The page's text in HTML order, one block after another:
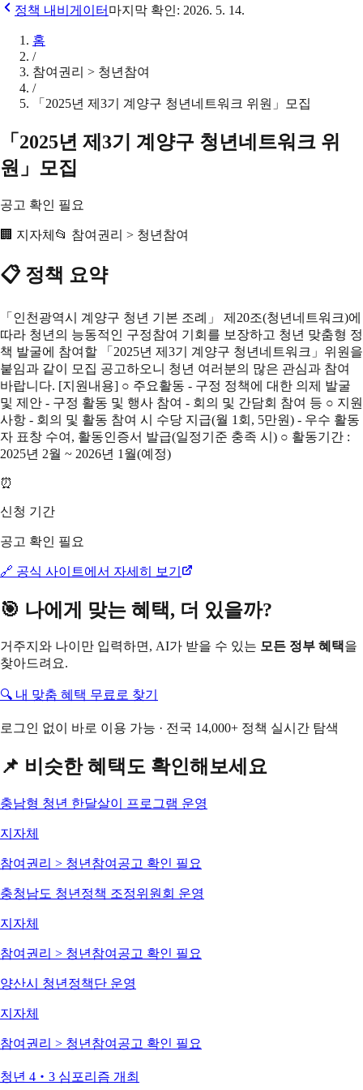
정책 내비게이터 마지막 확인: 2026. 5. 14.
홈
/
참여권리 > 청년참여
/
「2025년 제3기 계양구 청년네트워크 위원」모집
「2025년 제3기 계양구 청년네트워크 위
원」모집
공고 확인 필요
🏢 지자체 📂 참여권리 > 청년참여
📋 정책 요약
「인천광역시 계양구 청년 기본 조례」 제20조(청년네트워크)에
따라 청년의 능동적인 구정참여 기회를 보장하고 청년 맞춤형 정
책 발굴에 참여할 「2025년 제3기 계양구 청년네트워크」위원을
붙임과 같이 모집 공고하오니 청년 여러분의 많은 관심과 참여
바랍니다. [지원내용] ○ 주요활동 - 구정 정책에 대한 의제 발굴
및 제안 - 구정 활동 및 행사 참여 - 회의 및 간담회 참여 등 ○ 지원
사항 - 회의 및 활동 참여 시 수당 지급(월 1회, 5만원) - 우수 활동
자 표창 수여, 활동인증서 발급(일정기준 충족 시) ○ 활동기간 :
2025년 2월 ~ 2026년 1월(예정)
⏰
신청 기간
공고 확인 필요
🔗 공식 사이트에서 자세히 보기
🎯 나에게 맞는 혜택, 더 있을까?
거주지와 나이만 입력하면, AI가 받을 수 있는 모든 정부 혜택을
찾아드려요.
🔍 내 맞춤 혜택 무료로 찾기
로그인 없이 바로 이용 가능 · 전국 14,000+ 정책 실시간 탐색
📌 비슷한 혜택도 확인해보세요
충남형 청년 한달살이 프로그램 운영
지자체
참여권리 > 청년참여 공고 확인 필요
충청남도 청년정책 조정위원회 운영
지자체
참여권리 > 청년참여 공고 확인 필요
양산시 청년정책단 운영
지자체
참여권리 > 청년참여 공고 확인 필요
청년 4‧3 심포리즘 개최